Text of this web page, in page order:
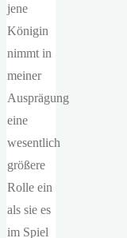
jene
Königin
nimmt in
meiner
Ausprägung
eine
wesentlich
größere
Rolle ein
als sie es
im Spiel